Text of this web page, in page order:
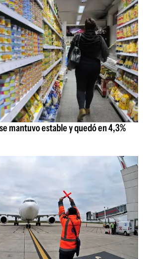
mantuvo estable y quedó en 4,3%